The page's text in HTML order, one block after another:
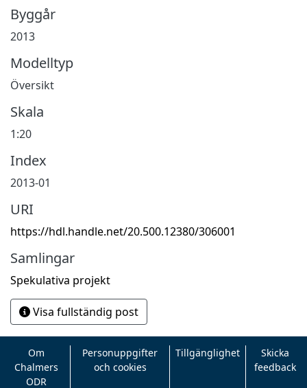
Byggår
2013
Modelltyp
Översikt
Skala
1:20
Index
2013-01
URI
https://hdl.handle.net/20.500.12380/306001
Samlingar
Spekulativa projekt
Visa fullständig post
Om
Chalmers
ODR
Personuppgifter
och cookies
Tillgänglighet
Skicka
feedback